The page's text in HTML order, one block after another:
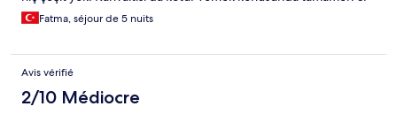
Fatma, séjour de 5 nuits
Avis vérifié
2/10 Médiocre